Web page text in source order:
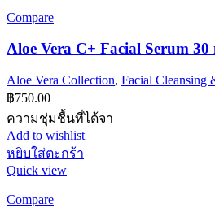
Compare
Aloe Vera C+ Facial Serum 30
Aloe Vera Collection, Facial Cleansing
฿750.00
ความชุ่มชื้นที่ได้จา
Add to wishlist
หยิบใส่ตะกร้า
Quick view
Compare